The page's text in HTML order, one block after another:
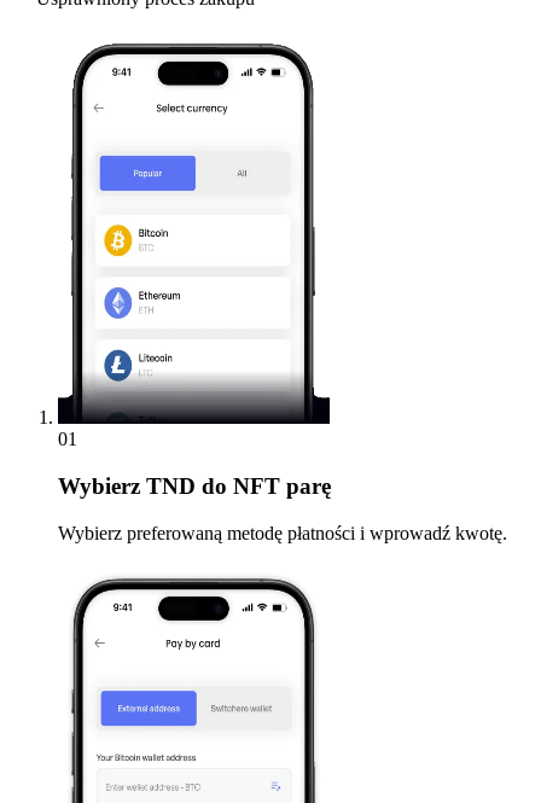
01
Wybierz TND do NFT parę
Wybierz preferowaną metodę płatności i wprowadź kwotę.